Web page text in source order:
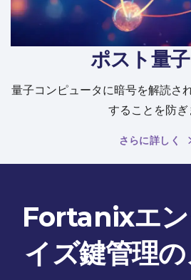
ポスト量
量子コンピュータに暗号を解読さ
することを防ぎ
さらに詳しく
Fortanixエン
イズ鍵管理